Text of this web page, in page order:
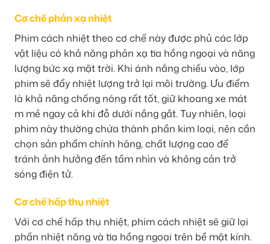
Cơ chế phản xạ nhiệt
Phim cách nhiệt theo cơ chế này được phủ các lớp
vật liệu có khả năng phản xạ tia hồng ngoại và năng
lượng bức xạ mặt trời. Khi ánh nắng chiếu vào, lớp
phim sẽ đẩy nhiệt lượng trở lại môi trường. Ưu điểm
là khả năng chống nóng rất tốt, giữ khoang xe mát
m mẻ ngay cả khi đỗ dưới nắng gắt. Tuy nhiên, loại
phim này thường chứa thành phần kim loại, nên cần
chọn sản phẩm chính hãng, chất lượng cao để
tránh ảnh hưởng đến tầm nhìn và không cản trở
sóng điện tử.
Cơ chế hấp thụ nhiệt
Với cơ chế hấp thụ nhiệt, phim cách nhiệt sẽ giữ lại
phần nhiệt năng và tia hồng ngoại trên bề mặt kính.